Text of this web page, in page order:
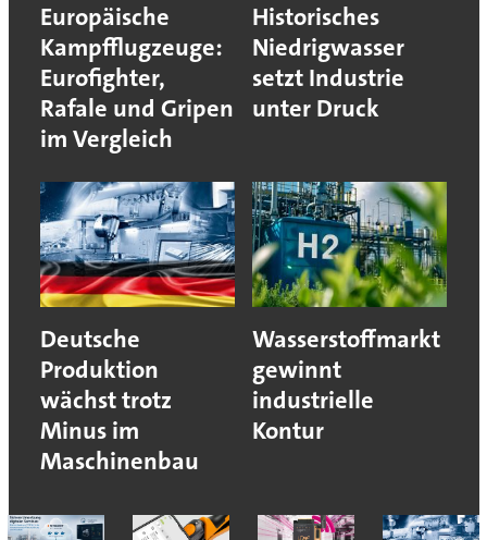
Europäische
Kampfflugzeuge:
Eurofighter,
Rafale und Gripen
im Vergleich
Historisches
Niedrigwasser
setzt Industrie
unter Druck
Deutsche
Produktion
wächst trotz
Minus im
Maschinenbau
Wasserstoffmarkt
gewinnt
industrielle
Kontur